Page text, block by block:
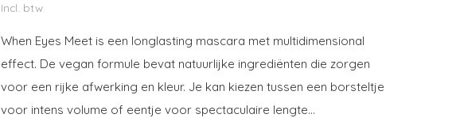
Incl. btw
When Eyes Meet is een longlasting mascara met multidimensional
effect. De vegan formule bevat natuurlijke ingrediënten die zorgen
voor een rijke afwerking en kleur. Je kan kiezen tussen een borsteltje
voor intens volume of eentje voor spectaculaire lengte...